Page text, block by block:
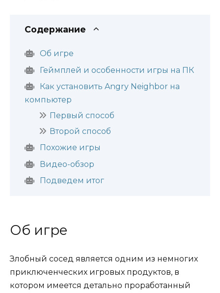
Содержание
Об игре
Геймплей и особенности игры на ПК
Как установить Angry Neighbor на
компьютер
Первый способ
Второй способ
Похожие игры
Видео-обзор
Подведем итог
Об игре
Злобный сосед является одним из немногих
приключенческих игровых продуктов, в
котором имеется детально проработанный